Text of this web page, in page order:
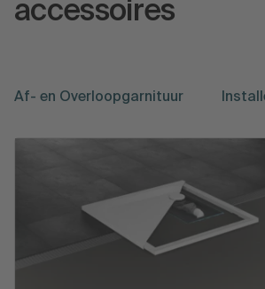
accessoires
Af- en Overloopgarnituur